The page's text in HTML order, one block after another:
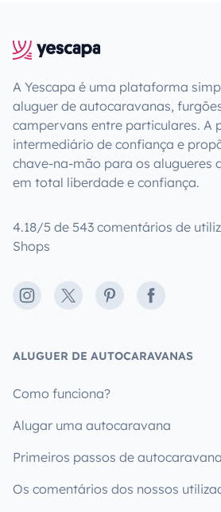
A Yescapa é uma plataforma
aluguer de autocaravanas,
campervans entre particulares. A
intermediário de confiança e
chave-na-mão para os alugueres
em total liberdade e confiança.
4.18/5 de 543 comentários de
Shops
Instagram
X PinterestFacebook
ALUGUER DE AUTOCARAVANAS
Como funciona?
Alugar uma autocaravana
Primeiros passos de autocaravana
Os comentários dos nossos